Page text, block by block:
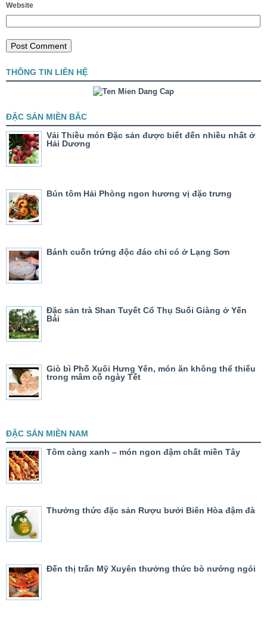
Website
THÔNG TIN LIÊN HỆ
ĐẶC SẢN MIỀN BẮC
Vải Thiều món Đặc sản được biết đến nhiều nhất ở
Hải Dương
Bún tôm Hải Phòng ngon hương vị đặc trưng
Bánh cuốn trứng độc đáo chỉ có ở Lạng Sơn
Đặc sản trà Shan Tuyết Cổ Thụ Suối Giàng ở Yến
Bái
Giò bì Phố Xuôi Hưng Yên, món ăn không thể thiếu
trong mâm cỗ ngày Tết
ĐẶC SẢN MIỀN NAM
Tôm càng xanh – món ngon đậm chất miền Tây
Thưởng thức đặc sản Rượu bưởi Biên Hòa đậm đà
Đến thị trấn Mỹ Xuyên thưởng thức bò nướng ngói